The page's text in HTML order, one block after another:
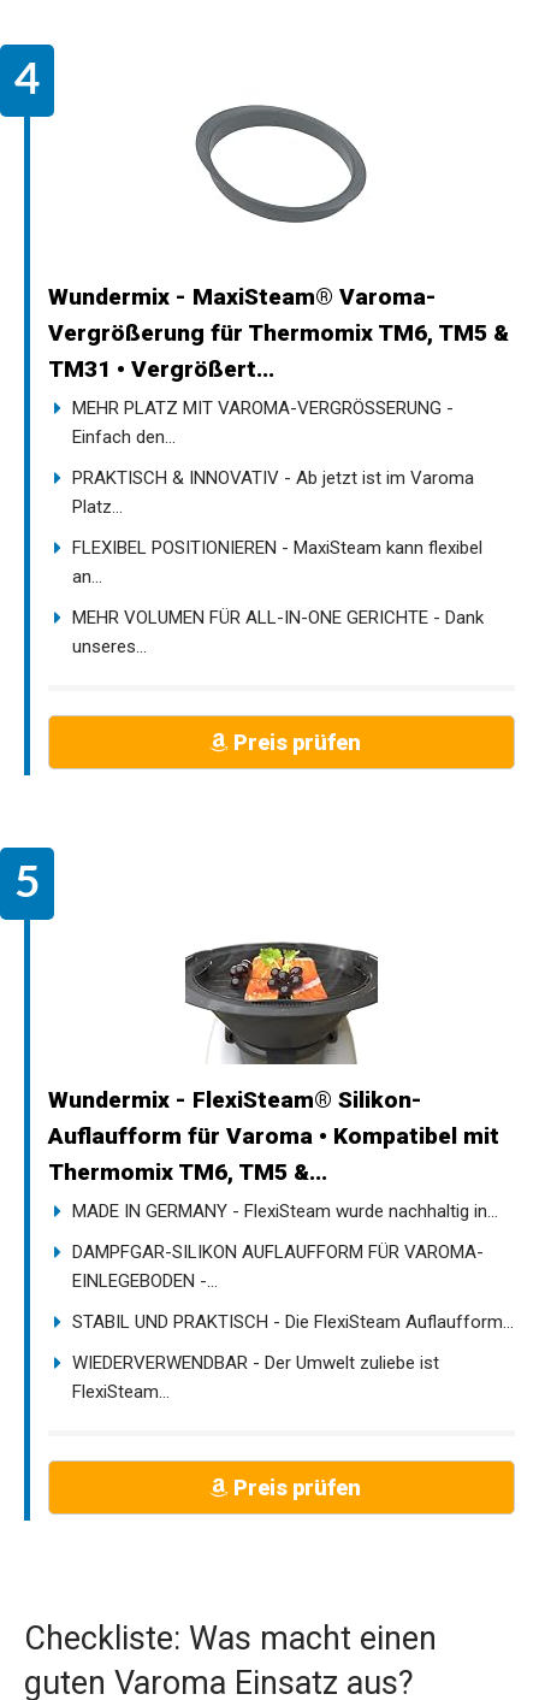
Wundermix - MaxiSteam® Varoma-
Vergrößerung für Thermomix TM6, TM5 &
TM31 • Vergrößert...
MEHR PLATZ MIT VAROMA-VERGRÖSSERUNG -
Einfach den...
PRAKTISCH & INNOVATIV - Ab jetzt ist im Varoma
Platz...
FLEXIBEL POSITIONIEREN - MaxiSteam kann flexibel
an...
MEHR VOLUMEN FÜR ALL-IN-ONE GERICHTE - Dank
unseres...
Preis prüfen
Wundermix - FlexiSteam® Silikon-
Auflaufform für Varoma • Kompatibel mit
Thermomix TM6, TM5 &...
MADE IN GERMANY - FlexiSteam wurde nachhaltig in...
DAMPFGAR-SILIKON AUFLAUFFORM FÜR VAROMA-
EINLEGEBODEN -...
STABIL UND PRAKTISCH - Die FlexiSteam Auflaufform...
WIEDERVERWENDBAR - Der Umwelt zuliebe ist
FlexiSteam...
Preis prüfen
Checkliste: Was macht einen
guten Varoma Einsatz aus?